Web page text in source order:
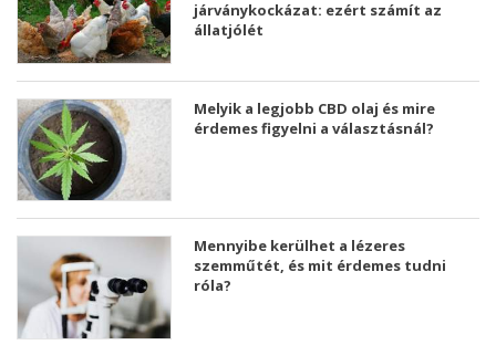
járványkockázat: ezért számít az
állatjólét
Melyik a legjobb CBD olaj és mire
érdemes figyelni a választásnál?
Mennyibe kerülhet a lézeres
szemműtét, és mit érdemes tudni
róla?